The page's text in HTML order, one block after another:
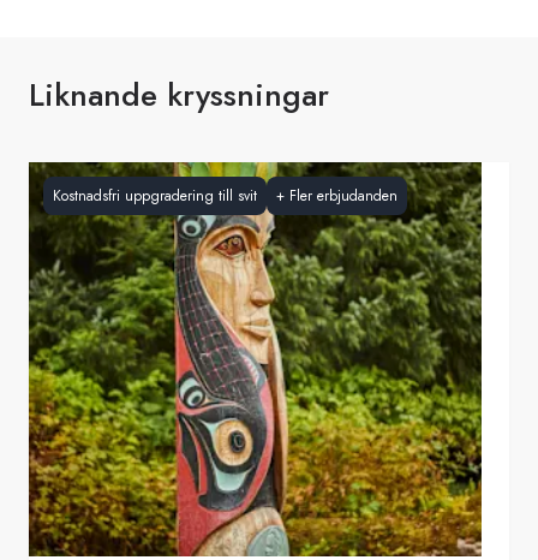
Liknande kryssningar
Kostnadsfri uppgradering till svit + Fler erbjudanden